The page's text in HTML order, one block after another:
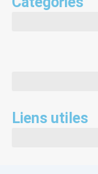
Liens utiles